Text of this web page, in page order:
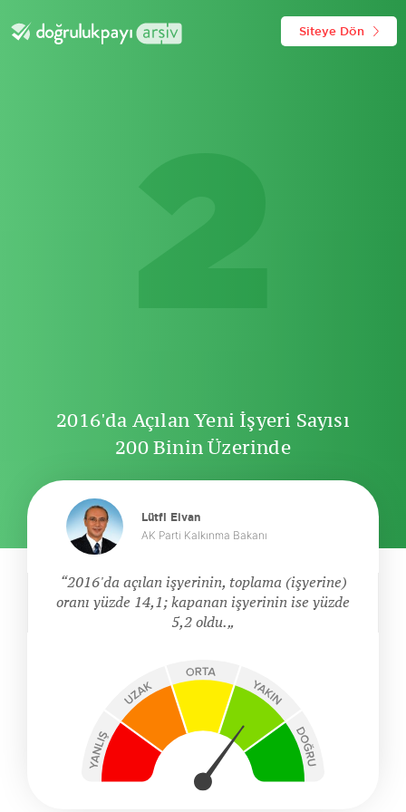
Siteye Dön
2016'da Açılan Yeni İşyeri Sayısı
200 Binin Üzerinde
Lütfi Elvan
AK Parti Kalkınma Bakanı
2016'da açılan işyerinin, toplama (işyerine)
oranı yüzde 14,1; kapanan işyerinin ise yüzde
5,2 oldu.